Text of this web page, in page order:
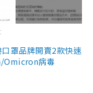
罩品牌開賣2款快速
Omicron病毒